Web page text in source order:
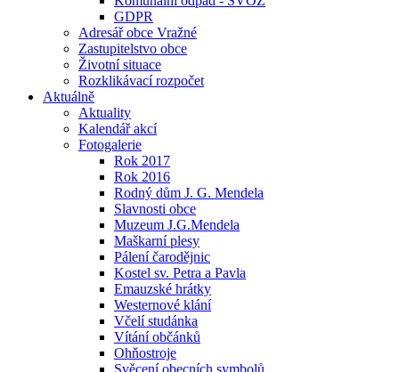
GDPR
Adresář obce Vražné
Zastupitelstvo obce
Životní situace
Rozklikávací rozpočet
Aktuálně
Aktuality
Kalendář akcí
Fotogalerie
Rok 2017
Rok 2016
Rodný dům J. G. Mendela
Slavnosti obce
Muzeum J.G.Mendela
Maškarní plesy
Pálení čarodějnic
Kostel sv. Petra a Pavla
Emauzské hrátky
Westernové klání
Včelí studánka
Vítání občánků
Ohňostroje
Svěcení obecních symbolů